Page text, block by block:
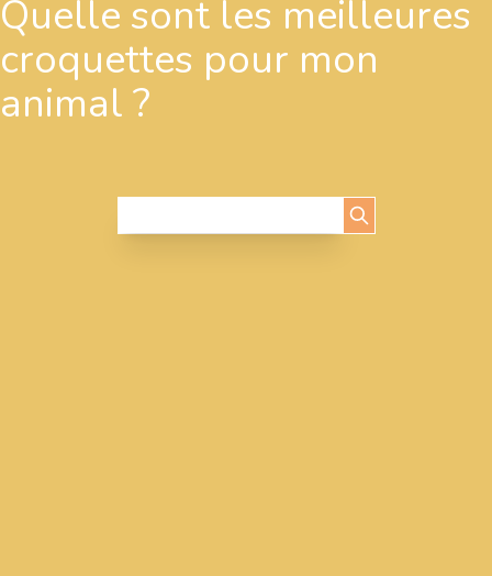
Quelle sont les meilleures
croquettes pour mon
animal ?